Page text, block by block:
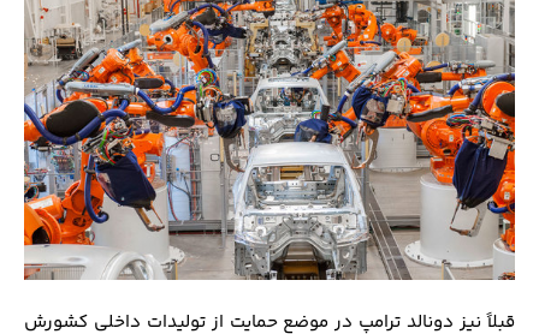
قبلاً نیز دونالد ترامپ در موضع حمایت از تولیدات داخلی کشورش